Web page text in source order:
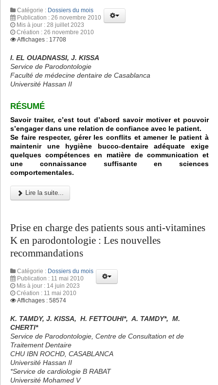
Catégorie : Dossiers du mois
Publication : 26 novembre 2010
Mis à jour : 28 juillet 2023
Création : 26 novembre 2010
Affichages : 17708
I. EL OUADNASSI, J. KISSA
Service de Parodontologie
Faculté de médecine dentaire de Casablanca
Université Hassan II
RÉSUMÉ
Savoir traiter, c’est tout d’abord savoir motiver et pouvoir
s’engager dans une relation de confiance avec le patient.
Se faire respecter, gérer les conflits et amener le patient à
maintenir une hygiène bucco-dentaire adéquate exige
quelques compétences en matière de communication et
une connaissance suffisante en sciences
comportementales.
Lire la suite...
Prise en charge des patients sous anti-vitamines
K en parodontologie : Les nouvelles
recommandations
Catégorie : Dossiers du mois
Publication : 11 mai 2010
Mis à jour : 14 juin 2023
Création : 11 mai 2010
Affichages : 58574
K. TAMDY, J. KISSA, H. FETTOUHI*, A. TAMDY*, M.
CHERTI*
Service de Parodontologie, Centre de Consultation et de
Traitement Dentaire
CHU IBN ROCHD, CASABLANCA
Université Hassan II
*Service de cardiologie B RABAT
Université Mohamed V